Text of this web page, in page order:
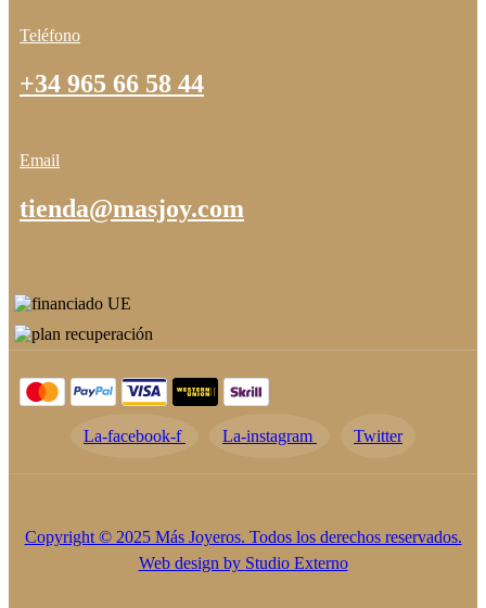
Teléfono
+34 965 66 58 44
Email
tienda@masjoy.com
La-facebook-f La-instagram Twitter
Copyright © 2025 Más Joyeros. Todos los derechos reservados.
Web design by Studio Externo